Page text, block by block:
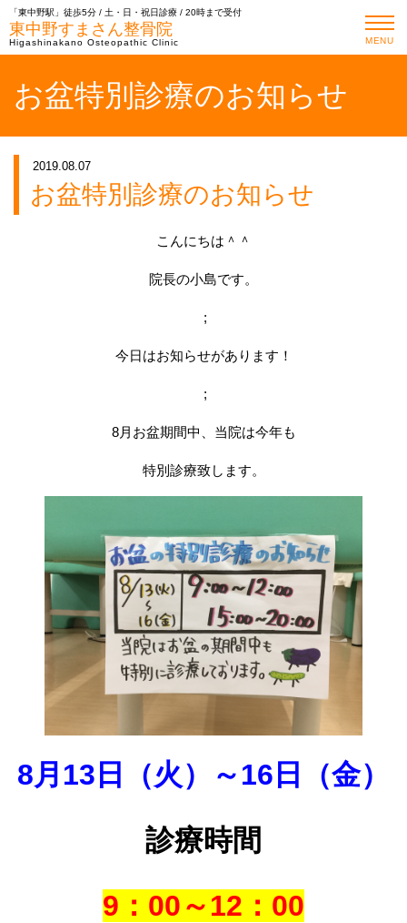
「東中野駅」徒歩5分 / 土・日・祝日診療 / 20時まで受付
東中野すまさん整骨院
Higashinakano Osteopathic Clinic MENU
お盆特別診療のお知らせ
2019.08.07
お盆特別診療のお知らせ
こんにちは＾＾
院長の小島です。
;
今日はお知らせがあります！
;
8月お盆期間中、当院は今年も
特別診療致します。
8月13日（火）～16日（金）
診療時間
9：00～12：00